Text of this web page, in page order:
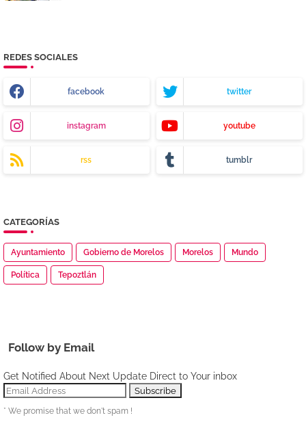
REDES SOCIALES
facebook twitter
instagram youtube
rss tumblr
CATEGORÍAS
Ayuntamiento Gobierno de Morelos Morelos Mundo
Política Tepoztlán
Follow by Email
Get Notified About Next Update Direct to Your inbox
* We promise that we don't spam !